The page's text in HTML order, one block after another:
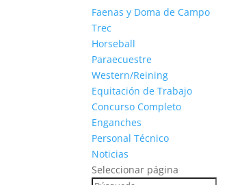
Faenas y Doma de Campo
Trec
Horseball
Paraecuestre
Western/Reining
Equitación de Trabajo
Concurso Completo
Enganches
Personal Técnico
Noticias
Seleccionar página